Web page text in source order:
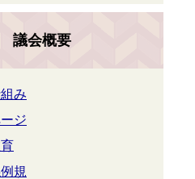
議会概要
み
ジ
規